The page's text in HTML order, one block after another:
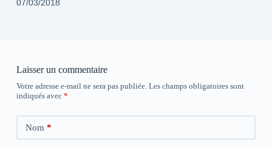
07/03/2018
Laisser un commentaire
Votre adresse e-mail ne sera pas publiée. Les champs obligatoires sont
indiqués avec *
Nom *